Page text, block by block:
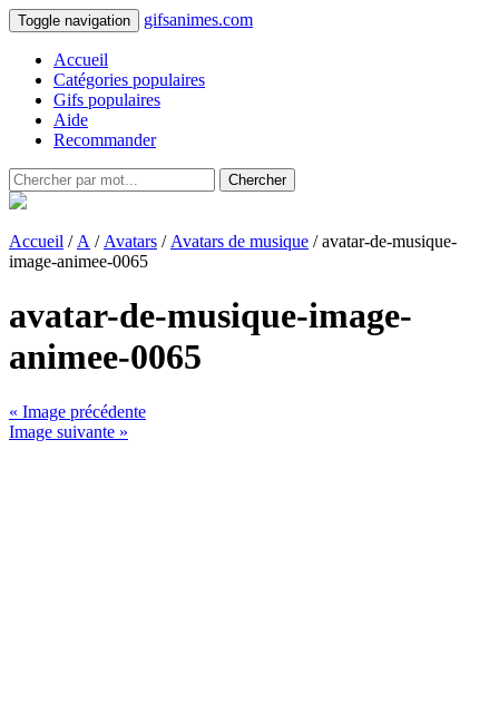
Toggle navigation gifsanimes.com
Accueil
Catégories populaires
Gifs populaires
Aide
Recommander
Chercher
Accueil / A / Avatars / Avatars de musique / avatar-de-musique-
image-animee-0065
avatar-de-musique-image-
animee-0065
« Image précédente
Image suivante »